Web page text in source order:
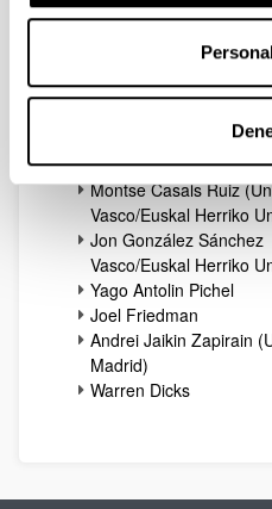
Montse Casals Ruiz
Vasco/Euskal Herriko
Jon González
Vasco/Euskal Herriko
Yago Antolin Pichel
Joel Friedman
Andrei Jaikin Zapirain
Madrid)
Warren Dicks